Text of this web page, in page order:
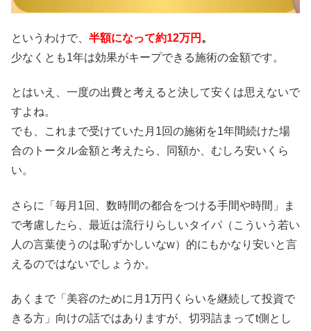
というわけで、 半額になって約12万円 。
少なくとも1年は効果がキープできる施術の金額です。
とはいえ、一度の出費と考えると決して安くは思えないで
すよね。
でも、これまで受けていた月1回の施術を1年間続けた場
合のトータル金額と考えたら、同額か、むしろ安いくら
い。
さらに「毎月1回、数時間の都合をつける手間や時間」ま
で考慮したら、最近は流行りらしいタイパ（こういう若い
人の言葉使うのは恥ずかしいなw）的にもかなり安いと言
えるのではないでしょうか。
あくまで「美容のために月1万円くらいを継続して投資で
きる方」向けの話ではありますが、切羽詰まってt側とし